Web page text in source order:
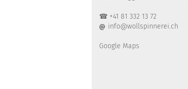
☎ +41 81 332 13 72
@ info@wollspinnerei.ch
Google Maps